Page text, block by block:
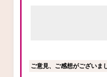
ご意見、ご感想がございま